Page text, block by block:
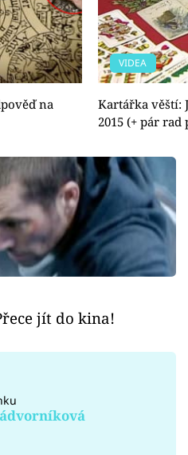
na
VIDEA
Kartářka věští:
2015 (+ pár
jít do kina!